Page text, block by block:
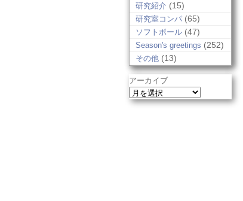
研究紹介 (15)
研究室コンパ (65)
ソフトボール (47)
Season's greetings (252)
その他 (13)
アーカイブ